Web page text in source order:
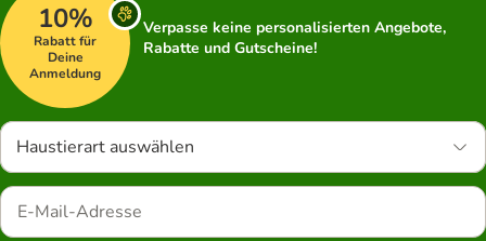
10%
Rabatt für
Deine
Anmeldung
Verpasse keine personalisierten Angebote,
Rabatte und Gutscheine!
Haustierart auswählen